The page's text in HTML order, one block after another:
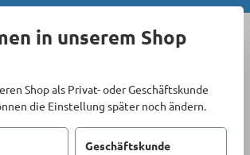
in unserem Shop
Shop als Privat- oder Geschäftskunde
die Einstellung später noch ändern.
Geschäftskunde